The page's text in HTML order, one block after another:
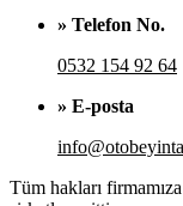
» Telefon No.
0532 154 92 64
» E-posta
Tüm hakları